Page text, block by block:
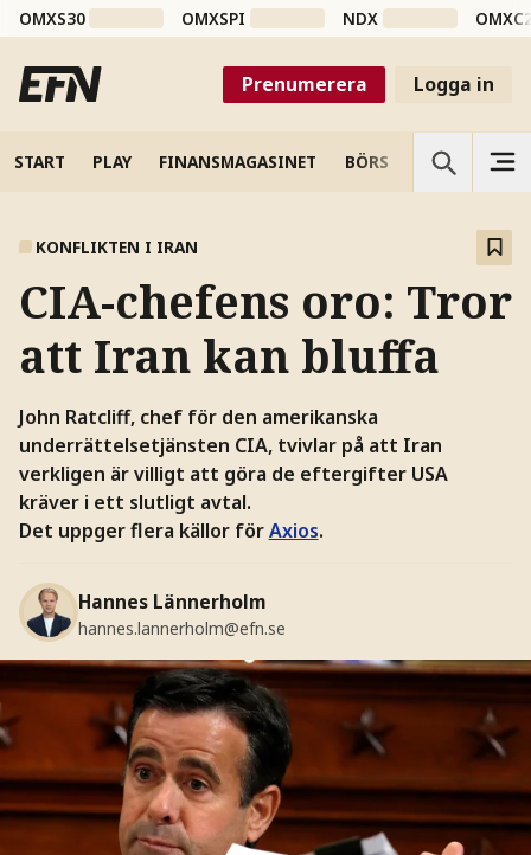
OMXS30 OMXSPI NDX
Prenumerera Logga in
START PLAY FINANSMAGASINET BÖRS VETENSKAP
KONFLIKTEN I IRAN
CIA-chefens oro: Tror
att Iran kan bluffa
John Ratcliff, chef för den amerikanska
underrättelsetjänsten CIA, tvivlar på att Iran
verkligen är villigt att göra de eftergifter USA
kräver i ett slutligt avtal.
Det uppger flera källor förAxios.
Hannes Lännerholm
hannes.lannerholm@efn.se